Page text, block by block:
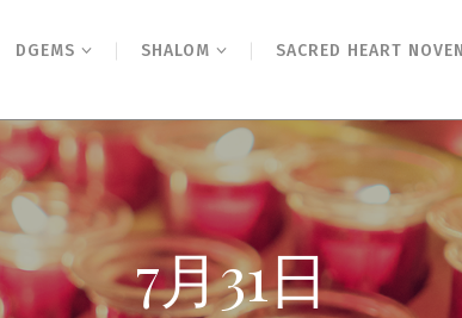
DGEMS SHALOM SACRED HEART
7月31日